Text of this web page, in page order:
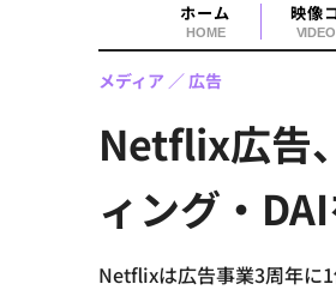
ホーム
HOME
映像
Netflix広告
ィング・
Netflixは広告事業3周年に
メディア 広告